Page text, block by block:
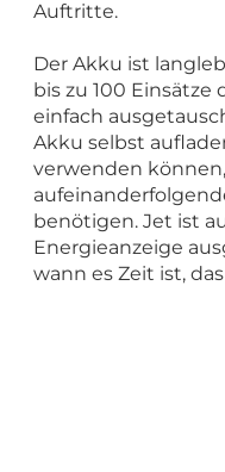
Auftritte.
Der Akku ist
bis zu 100 Einsätze
einfach
Akku selbst
verwenden
benötigen. Jet ist
Energieanzeige
wann es Zeit ist,